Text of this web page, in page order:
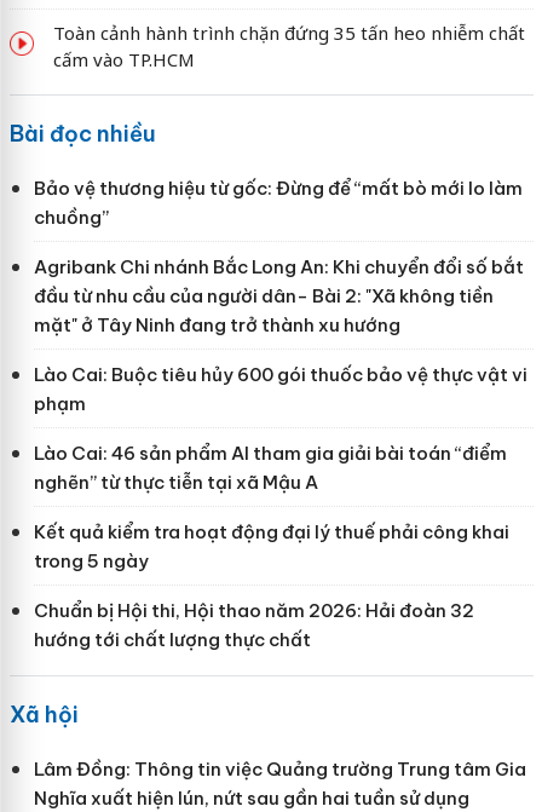
Toàn cảnh hành trình chặn đứng 35 tấn heo nhiễm chất
cấm vào TP.HCM
Bài đọc nhiều
Bảo vệ thương hiệu từ gốc: Đừng để “mất bò mới lo làm
chuồng”
Agribank Chi nhánh Bắc Long An: Khi chuyển đổi số bắt
đầu từ nhu cầu của người dân- Bài 2: "Xã không tiền
mặt" ở Tây Ninh đang trở thành xu hướng
Lào Cai: Buộc tiêu hủy 600 gói thuốc bảo vệ thực vật vi
phạm
Lào Cai: 46 sản phẩm AI tham gia giải bài toán “điểm
nghẽn” từ thực tiễn tại xã Mậu A
Kết quả kiểm tra hoạt động đại lý thuế phải công khai
trong 5 ngày
Chuẩn bị Hội thi, Hội thao năm 2026: Hải đoàn 32
hướng tới chất lượng thực chất
Xã hội
Lâm Đồng: Thông tin việc Quảng trường Trung tâm Gia
Nghĩa xuất hiện lún, nứt sau gần hai tuần sử dụng